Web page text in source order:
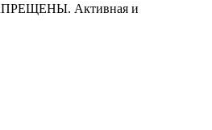
Активная и